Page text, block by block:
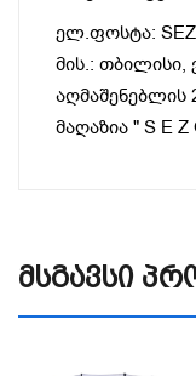
ელ.ფოსტა:
მის.: თბილისი,
აღმაშენებლის
მაღაზია " S E Z
Მსგავსი